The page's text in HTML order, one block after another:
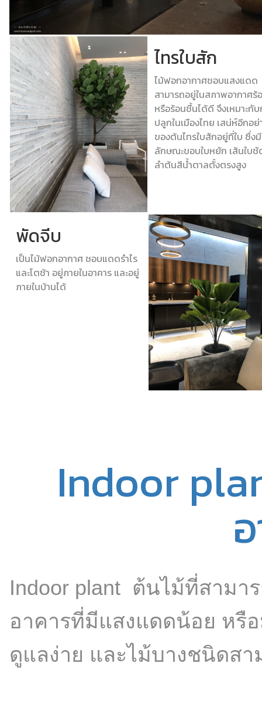
ไทรใบสัก
ไม้ฟอกอากาศชอบแสงแดด
สามารถอยู่ในสภาพอากาศร้
หรือร้อนชื้นได้ดี จึงเหมาะกับ
ปลูกในเมืองไทย เสน่ห์อีกอย่
ของต้นไทรใบสักอยู่ที่ใบ ซึ่งมี
ลักษณะขอบใบหยัก เส้นใบชั
ลำต้นสีน้ำตาลตั้งตรงสูง
พัดจีบ
เป็นไม้ฟอกอากาศ ชอบแดดรำไร
และโตช้า อยู่ภายในอาคาร และอยู่
ภายในบ้านได้
Indoor
Indoor plant ต้นไม้ที่สามา
อาคารที่มีแสงแดดน้อย หรื
ดูแลง่าย และไม้บางชนิดส